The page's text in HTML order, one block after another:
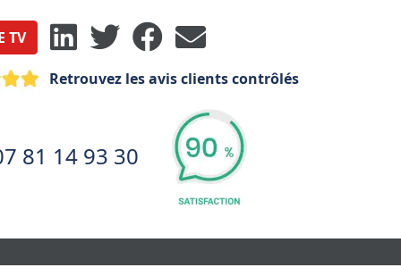
TV
Retrouvez les avis clients contrôlés
81 14 93 30